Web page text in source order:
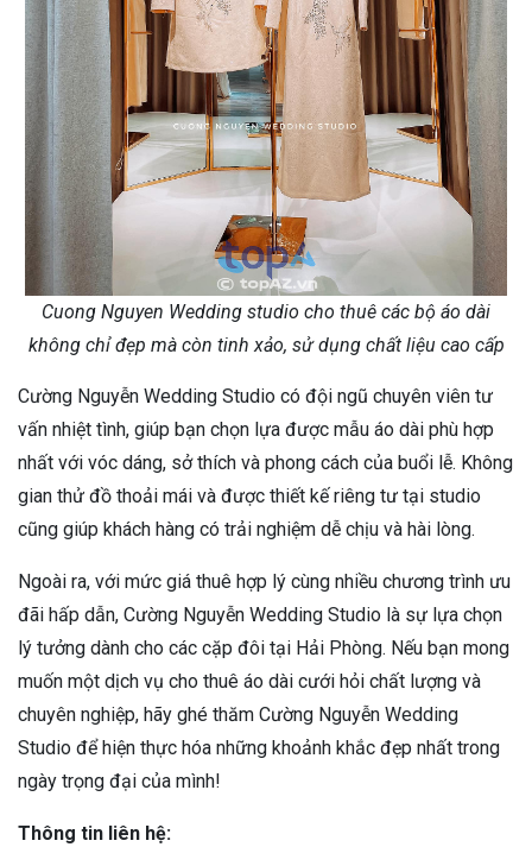
Cuong Nguyen Wedding studio cho thuê các bộ áo dài
không chỉ đẹp mà còn tinh xảo, sử dụng chất liệu cao cấp
Cường Nguyễn Wedding Studio có đội ngũ chuyên viên tư
vấn nhiệt tình, giúp bạn chọn lựa được mẫu áo dài phù hợp
nhất với vóc dáng, sở thích và phong cách của buổi lễ. Không
gian thử đồ thoải mái và được thiết kế riêng tư tại studio
cũng giúp khách hàng có trải nghiệm dễ chịu và hài lòng.
Ngoài ra, với mức giá thuê hợp lý cùng nhiều chương trình ưu
đãi hấp dẫn, Cường Nguyễn Wedding Studio là sự lựa chọn
lý tưởng dành cho các cặp đôi tại Hải Phòng. Nếu bạn mong
muốn một dịch vụ cho thuê áo dài cưới hỏi chất lượng và
chuyên nghiệp, hãy ghé thăm Cường Nguyễn Wedding
Studio để hiện thực hóa những khoảnh khắc đẹp nhất trong
ngày trọng đại của mình!
Thông tin liên hệ: